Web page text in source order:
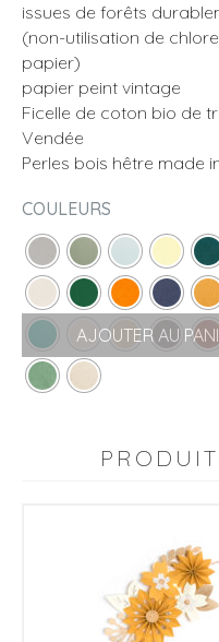
issues de forêts
(non-utilisation de
papier)
papier peint vintage
Ficelle de coton bio de
Vendée
Perles bois hêtre made
COULEURS
AJOUTER AU